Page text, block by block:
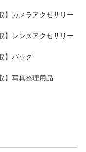
】カメラアクセサリー
】レンズアクセサリー
】バッグ
】写真整理用品